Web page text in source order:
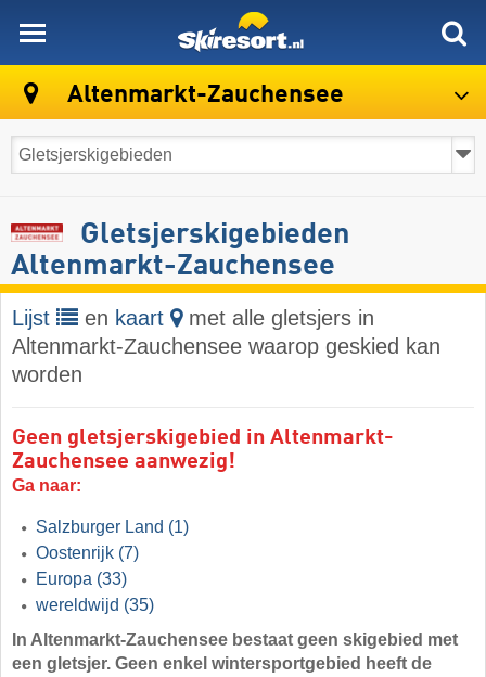
Altenmarkt-Zauchensee
Gletsjerskigebieden
Altenmarkt-Zauchensee
Lijst en kaart
met alle gletsjers in
Altenmarkt-Zauchensee waarop geskied kan
worden
Geen gletsjerskigebied in Altenmarkt-
Zauchensee aanwezig!
Ga naar:
Salzburger Land (1)
Oostenrijk (7)
Europa (33)
wereldwijd (35)
In Altenmarkt-Zauchensee bestaat geen skigebied met
een gletsjer. Geen enkel wintersportgebied heeft de